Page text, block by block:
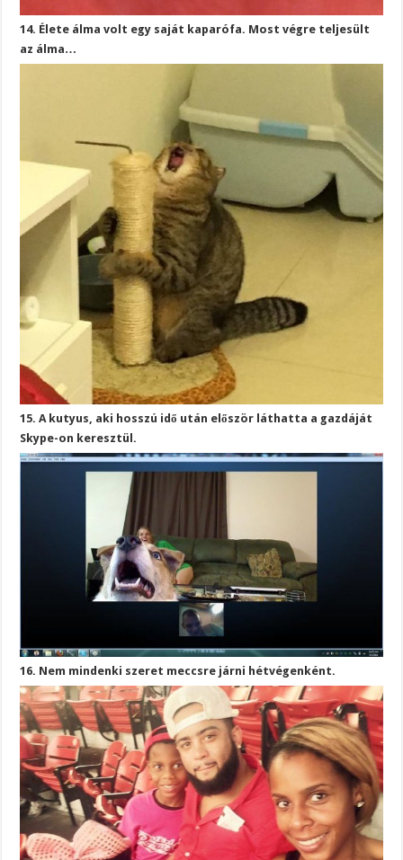
14. Élete álma volt egy saját kaparófa. Most végre teljesült
az álma…
15. A kutyus, aki hosszú idő után először láthatta a gazdáját
Skype-on keresztül.
16. Nem mindenki szeret meccsre járni hétvégenként.